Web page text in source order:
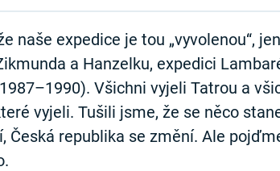
naše expedice je tou „vyvolenou“,
a Hanzelku, expedici
Všichni vyjeli Tatrou a
vyjeli. Tušili jsme, že se něco
Česká republika se změní. Ale